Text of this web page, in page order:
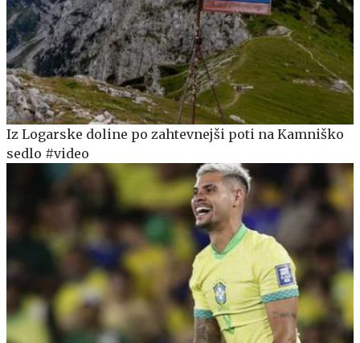
Iz Logarske doline po zahtevnejši poti na Kamniško
sedlo #video